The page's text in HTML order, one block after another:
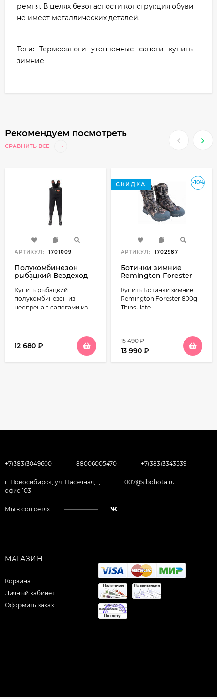
ремня. В целях безопасности конструкция обуви
не имеет металлических деталей.
Теги: Термосапоги утепленные сапоги
купить
зимние
Рекомендуем посмотреть
СРАВНИТЬ ВСЕ
АРТИКУЛ: 1701009
Полукомбинезон
рыбацкий Вездеход
СВ-90ПР
Купить рыбацкий
полукомбинезон из
неопрена с сапогами из...
12 680 ₽
-10%
СКИДКА
АРТИКУЛ: 1702987
Ботинки зимние
Remington Forester
Timber
Купить Ботинки зимние
Remington Forester 800g
Thinsulate...
15 490₽
13 990 ₽
+7(383)3049600 88006005470 +7(383)3343539
г. Новосибирск, ул. Пасечная, 1,
офис 103
007@sibohota.ru
Мы в соц.сетях
МАГАЗИН
Корзина
Личный кабинет
Оформить заказ